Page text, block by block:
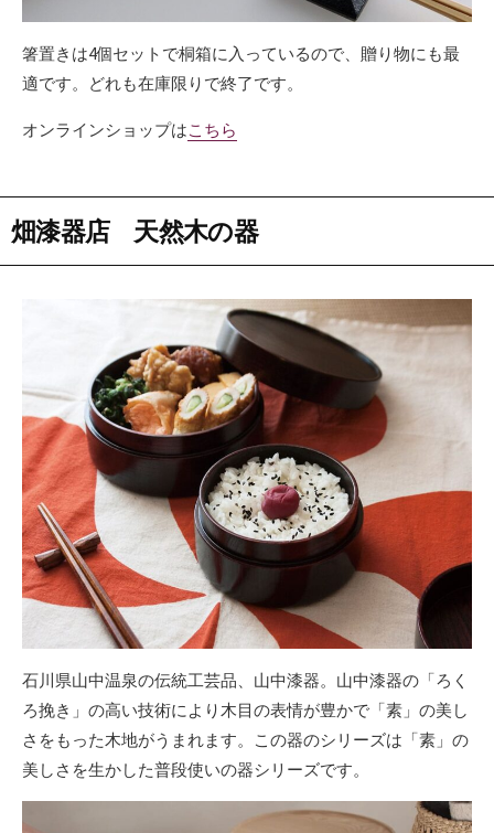
箸置きは4個セットで桐箱に入っているので、贈り物にも最
適です。どれも在庫限りで終了です。
オンラインショップはこちら
畑漆器店 天然木の器
石川県山中温泉の伝統工芸品、山中漆器。山中漆器の「ろく
ろ挽き」の高い技術により木目の表情が豊かで「素」の美し
さをもった木地がうまれます。この器のシリーズは「素」の
美しさを生かした普段使いの器シリーズです。